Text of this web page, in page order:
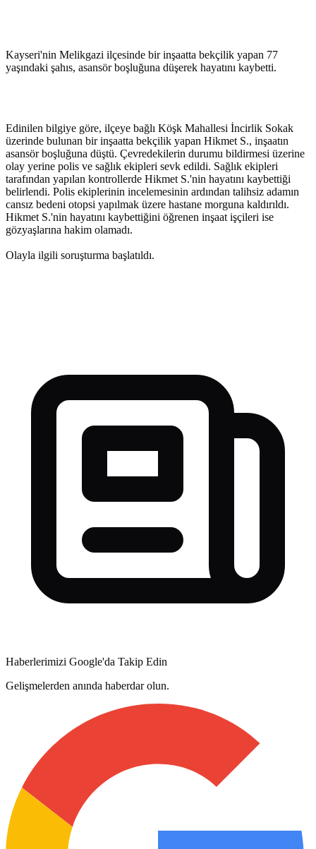
Kayseri'nin Melikgazi ilçesinde bir inşaatta bekçilik yapan 77
yaşındaki şahıs, asansör boşluğuna düşerek hayatını kaybetti.
Edinilen bilgiye göre, ilçeye bağlı Köşk Mahallesi İncirlik Sokak
üzerinde bulunan bir inşaatta bekçilik yapan Hikmet S., inşaatın
asansör boşluğuna düştü. Çevredekilerin durumu bildirmesi üzerine
olay yerine polis ve sağlık ekipleri sevk edildi. Sağlık ekipleri
tarafından yapılan kontrollerde Hikmet S.'nin hayatını kaybettiği
belirlendi. Polis ekiplerinin incelemesinin ardından talihsiz adamın
cansız bedeni otopsi yapılmak üzere hastane morguna kaldırıldı.
Hikmet S.'nin hayatını kaybettiğini öğrenen inşaat işçileri ise
gözyaşlarına hakim olamadı.
Olayla ilgili soruşturma başlatıldı.
Haberlerimizi Google'da Takip Edin
Gelişmelerden anında haberdar olun.